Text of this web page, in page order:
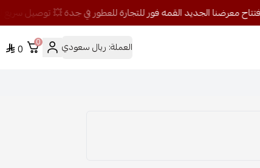
العملة: ريال سعودي 0
0